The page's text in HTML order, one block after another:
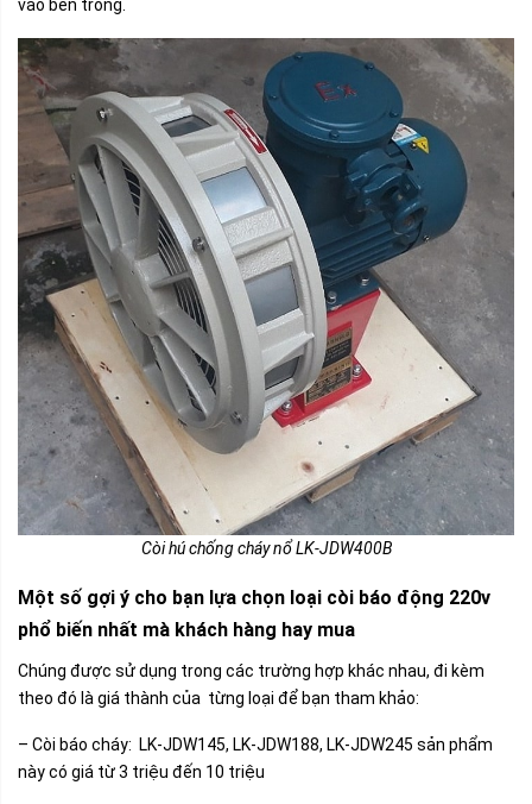
vào bên trong.
Còi hú chống cháy nổ LK-JDW400B
Một số gợi ý cho bạn lựa chọn loại còi báo động 220v
phổ biến nhất mà khách hàng hay mua
Chúng được sử dụng trong các trường hợp khác nhau, đi kèm
theo đó là giá thành của từng loại để bạn tham khảo:
– Còi báo cháy: LK-JDW145, LK-JDW188, LK-JDW245 sản phẩm
này có giá từ 3 triệu đến 10 triệu